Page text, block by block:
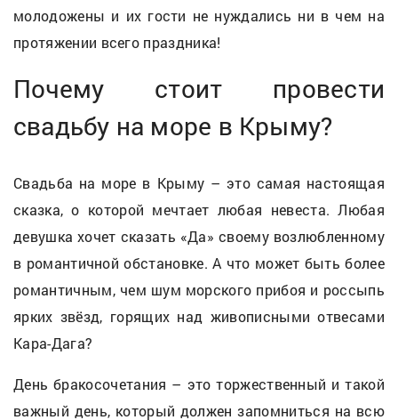
молодожены и их гости не нуждались ни в чем на
протяжении всего праздника!
Почему стоит провести
свадьбу на море в Крыму?
Свадьба на море в Крыму – это самая настоящая
сказка, о которой мечтает любая невеста. Любая
девушка хочет сказать «Да» своему возлюбленному
в романтичной обстановке. А что может быть более
романтичным, чем шум морского прибоя и россыпь
ярких звёзд, горящих над живописными отвесами
Кара-Дага?
День бракосочетания – это торжественный и такой
важный день, который должен запомниться на всю